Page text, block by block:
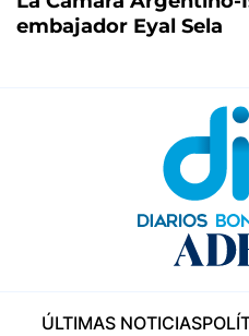
embajador Eyal Sela
ÚLTIMAS NOTICIAS